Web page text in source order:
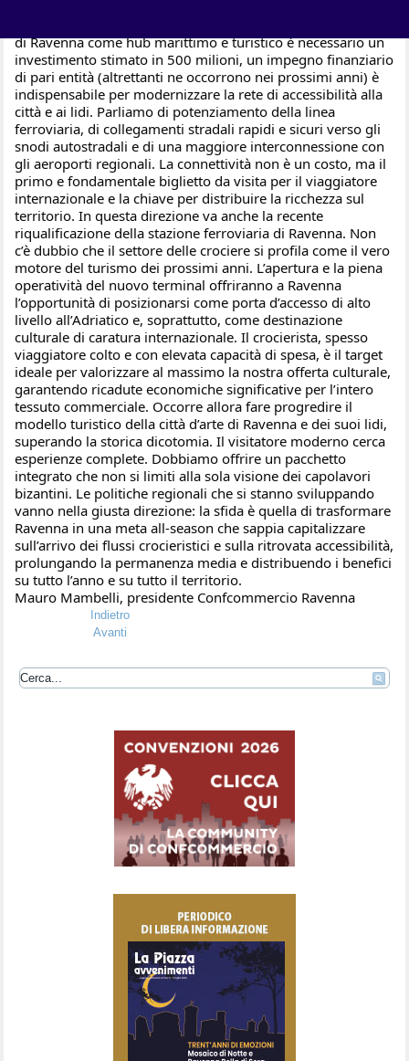
di Ravenna come hub marittimo e turistico è necessario un
investimento stimato in 500 milioni, un impegno finanziario
di pari entità (altrettanti ne occorrono nei prossimi anni) è
indispensabile per modernizzare la rete di accessibilità alla
città e ai lidi. Parliamo di potenziamento della linea
ferroviaria, di collegamenti stradali rapidi e sicuri verso gli
snodi autostradali e di una maggiore interconnessione con
gli aeroporti regionali. La connettività non è un costo, ma il
primo e fondamentale biglietto da visita per il viaggiatore
internazionale e la chiave per distribuire la ricchezza sul
territorio. In questa direzione va anche la recente
riqualificazione della stazione ferroviaria di Ravenna. Non
c’è dubbio che il settore delle crociere si profila come il vero
motore del turismo dei prossimi anni. L’apertura e la piena
operatività del nuovo terminal offriranno a Ravenna
l’opportunità di posizionarsi come porta d’accesso di alto
livello all’Adriatico e, soprattutto, come destinazione
culturale di caratura internazionale. Il crocierista, spesso
viaggiatore colto e con elevata capacità di spesa, è il target
ideale per valorizzare al massimo la nostra offerta culturale,
garantendo ricadute economiche significative per l’intero
tessuto commerciale. Occorre allora fare progredire il
modello turistico della città d’arte di Ravenna e dei suoi lidi,
superando la storica dicotomia. Il visitatore moderno cerca
esperienze complete. Dobbiamo offrire un pacchetto
integrato che non si limiti alla sola visione dei capolavori
bizantini. Le politiche regionali che si stanno sviluppando
vanno nella giusta direzione: la sfida è quella di trasformare
Ravenna in una meta all-season che sappia capitalizzare
sull’arrivo dei flussi crocieristici e sulla ritrovata accessibilità,
prolungando la permanenza media e distribuendo i benefici
su tutto l’anno e su tutto il territorio.
Mauro Mambelli, presidente Confcommercio Ravenna
Indietro
Avanti